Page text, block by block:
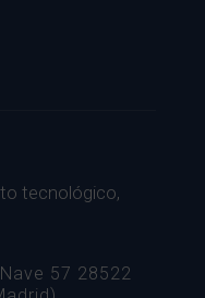
tecnológico,
57 28522